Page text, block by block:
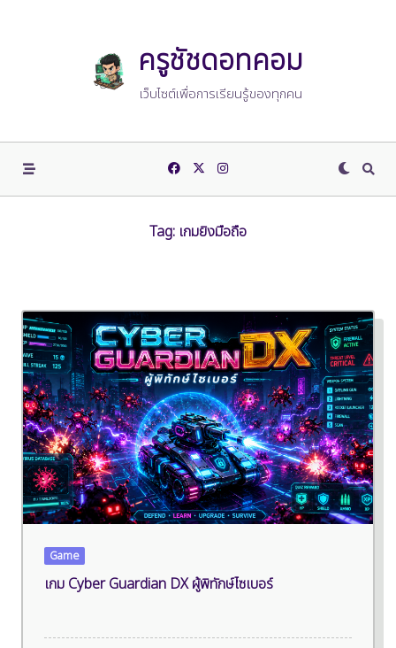
ครูชัชดอทคอม
เว็บไซต์เพื่อการเรียนรู้ของทุกคน
Tag: เกมยิงมือถือ
Game
เกม Cyber Guardian DX ผู้พิทักษ์ไซเบอร์